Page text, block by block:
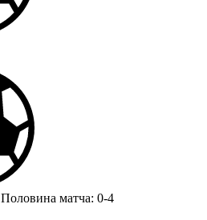
Половина матча: 0-4